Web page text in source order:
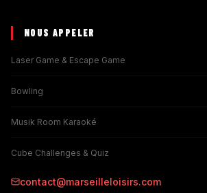
NOUS APPELER
Laser Game & Escape Game
Bowling
Musik Room Karaoké
Cube Challenges & Quiz
contact@marseilleloisirs.com